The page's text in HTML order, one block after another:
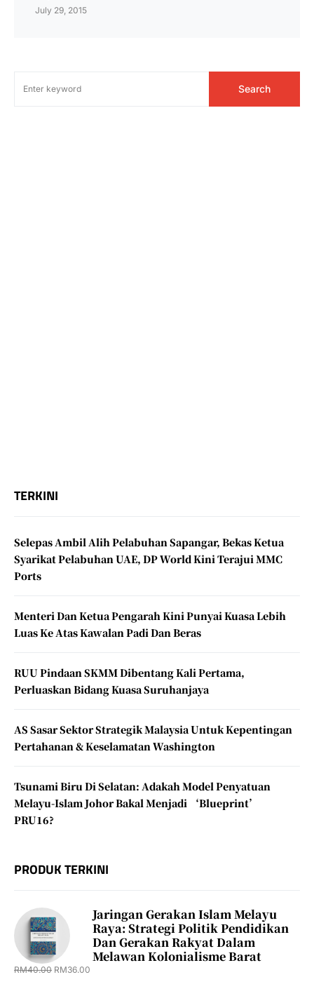
July 29, 2015
Search
TERKINI
Selepas Ambil Alih Pelabuhan Sapangar, Bekas Ketua
Syarikat Pelabuhan UAE, DP World Kini Terajui MMC
Ports
Menteri Dan Ketua Pengarah Kini Punyai Kuasa Lebih
Luas Ke Atas Kawalan Padi Dan Beras
RUU Pindaan SKMM Dibentang Kali Pertama,
Perluaskan Bidang Kuasa Suruhanjaya
AS Sasar Sektor Strategik Malaysia Untuk Kepentingan
Pertahanan & Keselamatan Washington
Tsunami Biru Di Selatan: Adakah Model Penyatuan
Melayu-Islam Johor Bakal Menjadi ‘Blueprint’
PRU16?
PRODUK TERKINI
Jaringan Gerakan Islam Melayu
Raya: Strategi Politik Pendidikan
Dan Gerakan Rakyat Dalam
Melawan Kolonialisme Barat
RM40.00 RM36.00